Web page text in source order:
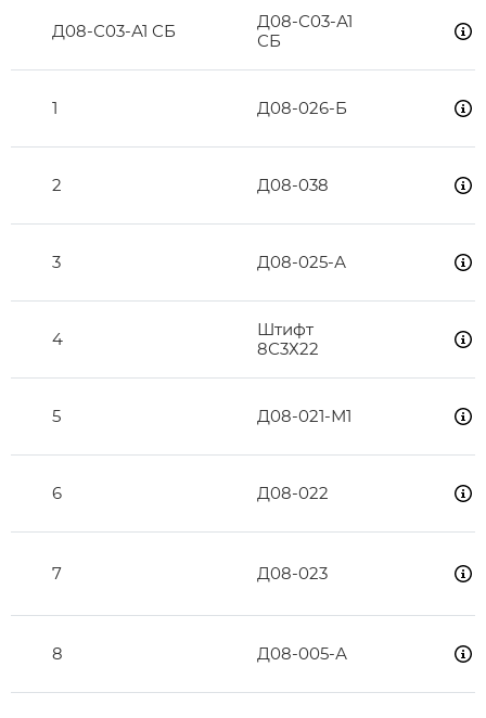
Д08-С03-А1 СБ
Д08-С03-А1
СБ
1 Д08-026-Б
2 Д08-038
3 Д08-025-А
4
Штифт
8С3Х22
5 Д08-021-М1
6 Д08-022
7 Д08-023
8 Д08-005-А